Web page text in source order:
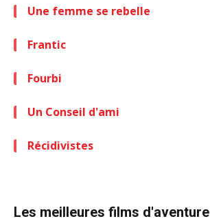
Une femme se rebelle
Frantic
Fourbi
Un Conseil d'ami
Récidivistes
Les meilleures films d'aventure